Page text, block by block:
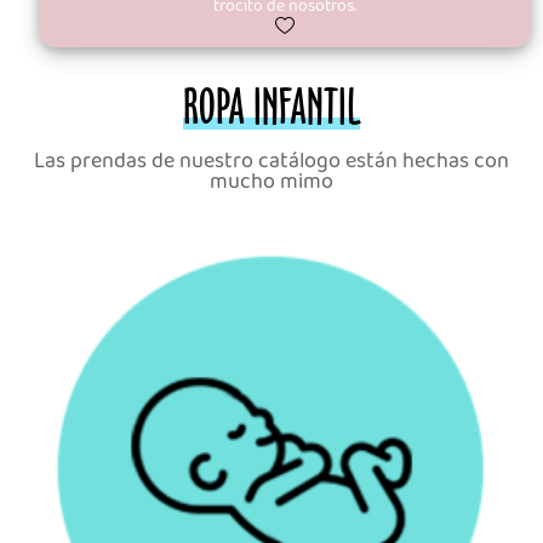
trocito de nosotros.
ROPA INFANTIL
Las prendas de nuestro catálogo están hechas con
mucho mimo